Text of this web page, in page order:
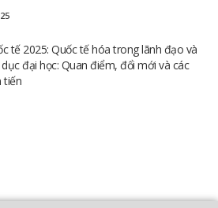
tế 2025: Quốc tế hóa trong lãnh đạo và
đại học: Quan điểm, đổi mới và các
tiến